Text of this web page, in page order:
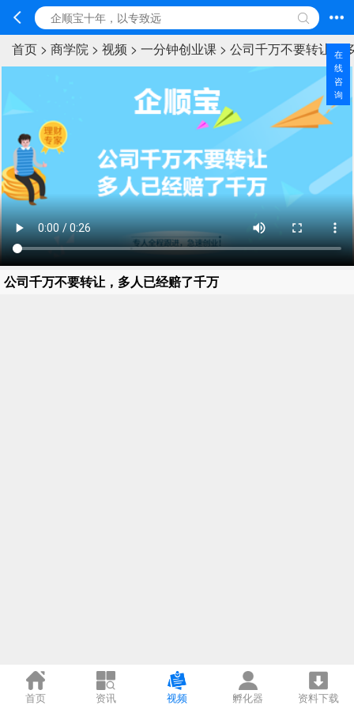
首页 > 商学院 > 视频 > 一分钟创业课 > 公司千万不要转让，
公司千万不要转让，多人已经赔了千万
首页 资讯 视频 孵化器 资料下载
在
线
咨
询